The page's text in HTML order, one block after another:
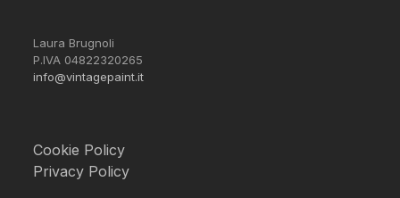
Laura Brugnoli
P.IVA 04822320265
info@vintagepaint.it
Cookie Policy
Privacy Policy